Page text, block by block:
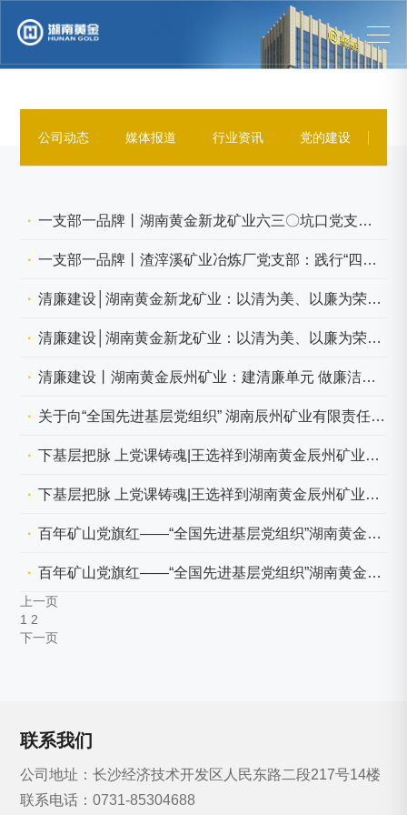
公司动态 媒体报道 行业资讯 党的建设
一支部一品牌丨湖南黄金新龙矿业六三〇坑口党支部：构建“五化”支部 服务安全生产
一支部一品牌丨渣滓溪矿业冶炼厂党支部：践行“四联”工作法 保安全增效益解难题
清廉建设│湖南黄金新龙矿业：以清为美、以廉为荣，全员共建清廉新龙
清廉建设│湖南黄金新龙矿业：以清为美、以廉为荣，全员共建清廉新龙
清廉建设丨湖南黄金辰州矿业：建清廉单元 做廉洁标杆
关于向“全国先进基层党组织” 湖南辰州矿业有限责任公司党委学习的决定
下基层把脉 上党课铸魂|王选祥到湖南黄金辰州矿业调研
下基层把脉 上党课铸魂|王选祥到湖南黄金辰州矿业调研
百年矿山党旗红——“全国先进基层党组织”湖南黄金集团辰州矿业党委党建工作侧记
百年矿山党旗红——“全国先进基层党组织”湖南黄金集团辰州矿业党委党建工作侧记
上一页
1 2
下一页
联系我们
公司地址：长沙经济技术开发区人民东路二段217号14楼
联系电话：0731-85304688